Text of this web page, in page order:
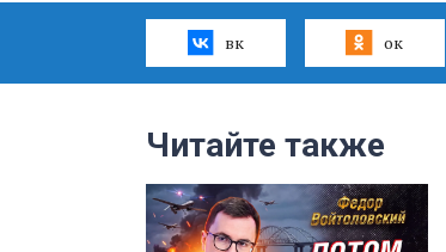
вк ок
Читайте также